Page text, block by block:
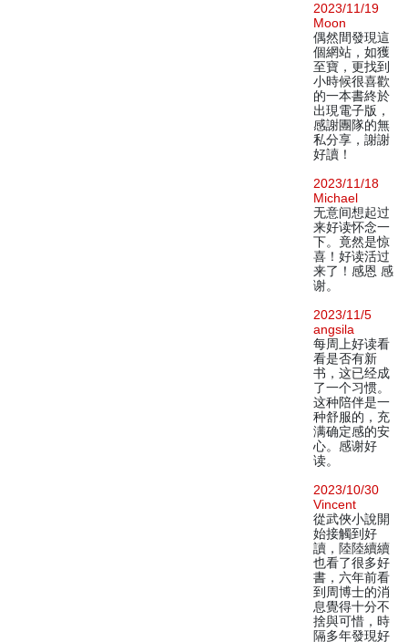
2023/11/19
Moon
偶然間發現這
個網站，如獲
至寶，更找到
小時候很喜歡
的一本書終於
出現電子版，
感謝團隊的無
私分享，謝謝
好讀！
2023/11/18
Michael
无意间想起过
来好读怀念一
下。竟然是惊
喜！好读活过
来了！感恩 感
谢。
2023/11/5
angsila
每周上好读看
看是否有新
书，这已经成
了一个习惯。
这种陪伴是一
种舒服的，充
满确定感的安
心。感谢好
读。
2023/10/30
Vincent
從武俠小說開
始接觸到好
讀，陸陸續續
也看了很多好
書，六年前看
到周博士的消
息覺得十分不
捨與可惜，時
隔多年發現好